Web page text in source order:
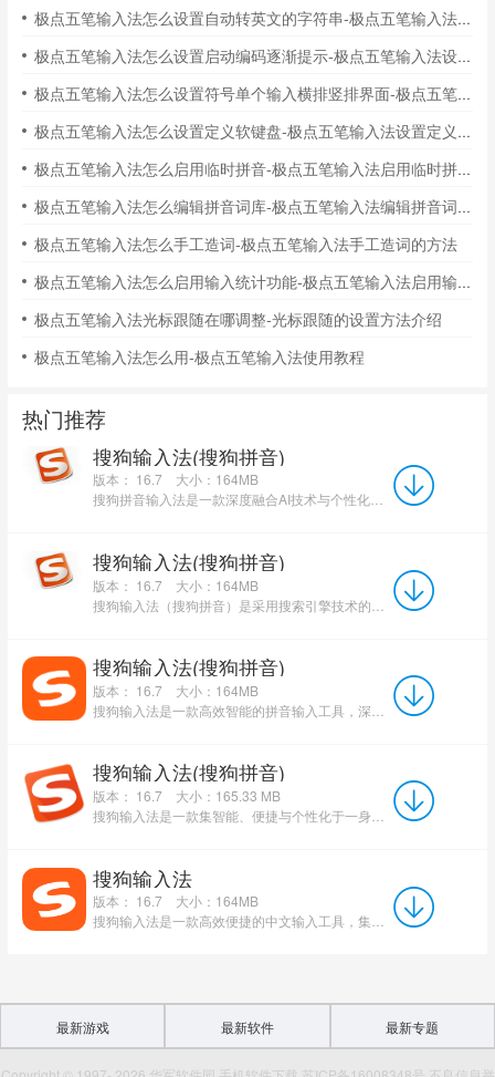
极点五笔输入法怎么设置自动转英文的字符串-极点五笔输入法设置自动转英文的字符串的方法
极点五笔输入法怎么设置启动编码逐渐提示-极点五笔输入法设置启动编码逐渐提示的方法
极点五笔输入法怎么设置符号单个输入横排竖排界面-极点五笔输入法设置符号单个输入横排竖排界面的方法
极点五笔输入法怎么设置定义软键盘-极点五笔输入法设置定义软键盘的方法
极点五笔输入法怎么启用临时拼音-极点五笔输入法启用临时拼音的方法
极点五笔输入法怎么编辑拼音词库-极点五笔输入法编辑拼音词库的方法
极点五笔输入法怎么手工造词-极点五笔输入法手工造词的方法
极点五笔输入法怎么启用输入统计功能-极点五笔输入法启用输入统计功能的方法
极点五笔输入法光标跟随在哪调整-光标跟随的设置方法介绍
极点五笔输入法怎么用-极点五笔输入法使用教程
热门推荐
搜狗输入法(搜狗拼音)
版本： 16.7
大小：164MB
搜狗拼音输入法是一款深度融合AI技术与个性化服务的智能输入工具。它通过智能纠错、上下文感知等AI功能提...
搜狗输入法(搜狗拼音)
版本： 16.7
大小：164MB
搜狗输入法(搜狗拼音)
版本： 16.7
大小：164MB
搜狗输入法(搜狗拼音)
版本： 16.7
大小：165.33 MB
搜狗输入法
版本： 16.7
大小：164MB
最新游戏 最新软件 最新专题